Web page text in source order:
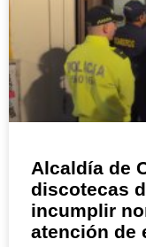
Alcaldía de
discotecas
incumplir
atención de